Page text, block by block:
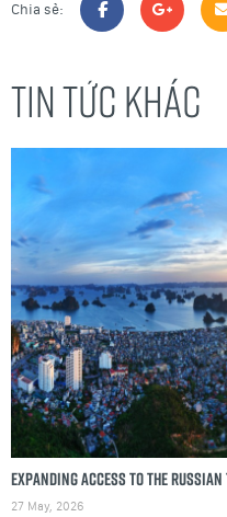
Chia sẻ:
TIN TỨC KHÁC
Expanding access to the
27 May, 2026